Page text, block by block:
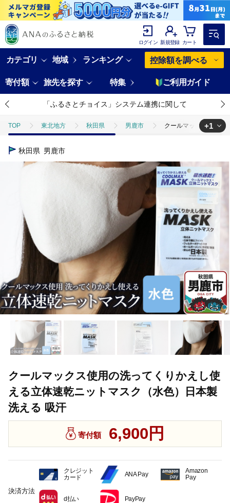
ログイン 新規登録 カート
カテゴリ 地域 ランキング 控除額を調べる
寄付額 旅先を探す 特集 ご利用ガイド
「ふるさとチョイス」システム連携に関して
TOP 東北地方 秋田県 男鹿市 クールマックス使用の
TOP
+1
秋田県 男鹿市
クールマックス使用の洗ってくりかえし使
える立体速乾ニットマスク（水色）日本製
洗える 吸汗
寄付額 6,900円
決済方法
クレジット
カード
ANA Pay
Amazon
Pay
d払い PayPay